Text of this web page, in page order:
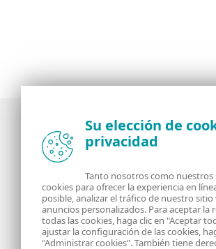
Noticias, opiniones y análisis de la comunidad de
seguridad de ESET
Acerca de RSS Feed
Contáctanos Dirección
Su elección de
privacidad
Tanto nosotros como nuestros
cookies para ofrecer la experiencia en
posible, analizar el tráfico de nuestro
anuncios personalizados. Para aceptar la
todas las cookies, haga clic en "Aceptar
ajustar la configuración de las cookies,
"Administrar cookies". También tiene